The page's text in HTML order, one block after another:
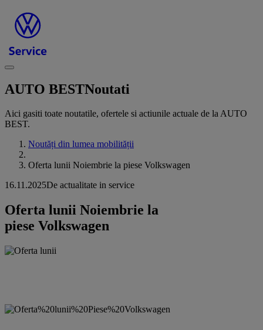
AUTO BESTNoutati
Aici gasiti toate noutatile, ofertele si actiunile actuale de la AUTO
BEST.
Noutăți din lumea mobilității
Oferta lunii Noiembrie la piese Volkswagen
16.11.2025De actualitate in service
Oferta lunii Noiembrie la
piese Volkswagen